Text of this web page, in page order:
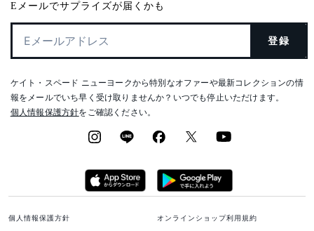
Eメールでサプライズが届くかも
登録
ケイト・スペード ニューヨークから特別なオファーや最新コレクションの情
報をメールでいち早く受け取りませんか？いつでも停止いただけます。
個人情報保護方針をご確認ください。
個人情報保護方針 オンラインショップ利用規約